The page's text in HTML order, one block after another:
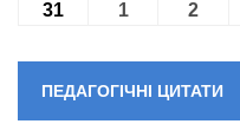
31 31.08.2026
101.09.2026
2
ПЕДАГОГІЧНІ ЦИТАТИ